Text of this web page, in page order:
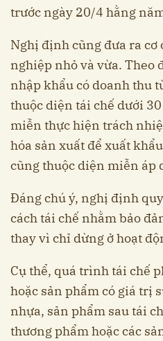
trước ngày 20/4 hằng
Nghị định cũng đưa ra cơ
nghiệp nhỏ và vừa. Theo
nhập khẩu có doanh thu
thuộc diện tái chế dưới
miễn thực hiện trách
hóa sản xuất để xuất
cũng thuộc diện miễn áp
Đáng chú ý, nghị định
cách tái chế nhằm bảo
thay vì chỉ dừng ở hoạt
Cụ thể, quá trình tái chế
hoặc sản phẩm có giá trị
nhựa, sản phẩm sau tái
thương phẩm hoặc các